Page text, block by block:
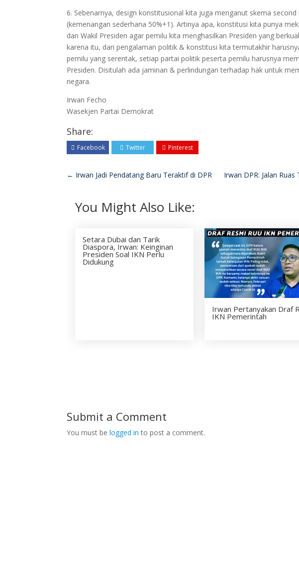
6. Sebenarnya, design konstitusional kita juga menganut skema
(kemenangan sederhana 50%+1). Artinya apa, konstitusi kita punya
dan Wakil Presiden agar pemilu kita menghasilkan Presiden yang
karena itu, dari pengalaman politik & konstitusi kita termutakhir
pemilu yang serentak, setiap partai politik peserta pemilu harusnya
Presiden. Disitulah ada jaminan & perlindungan terhadap hak untuk
negara.
Irwan Fecho
Wasekjen Partai Demokrat
Share:
Facebook Twitter Pinterest
← Irwan Jadi Pendatang Baru Teraktif di DPR Irwan DPR: Jalan
You Might Also Like:
Setara Dubai dan Tarik
Diaspora, Irwan: Keinginan
Presiden Soal IKN Perlu
Didukung
Irwan Pertanyakan Draf
IKN Pemerintah
Submit a Comment
You must belogged in to post a comment.